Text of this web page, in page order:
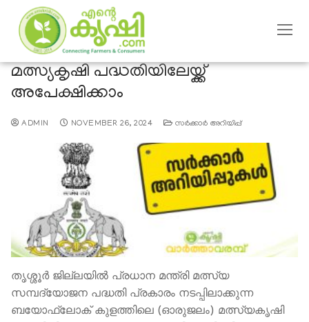
മത്സ്യകൃഷി പദ്ധതിയിലേയ്ക്ക്
അപേക്ഷിക്കാം
ADMIN NOVEMBER 26, 2024 സര്‍ക്കാര്‍ അറിയിപ്പ്
തൃശ്ശൂര്‍ ജില്ലയില്‍ പ്രധാന മന്ത്രി മത്സ്യ
സമ്പദ്യോജന പദ്ധതി പ്രകാരം നടപ്പിലാക്കുന്ന
ബയോഫ്ലോക് കുളത്തിലെ (ഓരുജലം) മത്സ്യകൃഷി